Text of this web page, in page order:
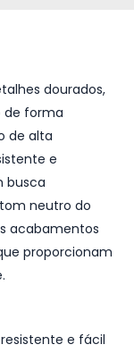
dourados,
de forma
de alta
e
busca
neutro do
acabamentos
proporcionam
e fácil